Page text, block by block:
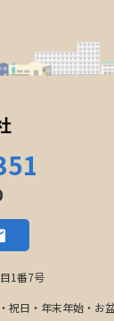
1番7号
祝日・年末年始・お